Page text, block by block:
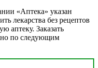
«Аптека» указан
лекарства без рецептов
аптеку. Заказать
по следующим